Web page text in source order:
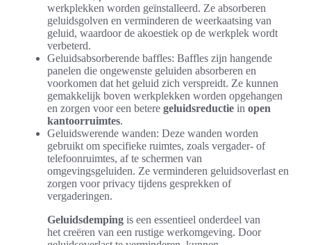
werkplekken worden geïnstalleerd. Ze absorberen
geluidsgolven en verminderen de weerkaatsing van
geluid, waardoor de akoestiek op de werkplek wordt
verbeterd.
Geluidsabsorberende baffles: Baffles zijn hangende
panelen die ongewenste geluiden absorberen en
voorkomen dat het geluid zich verspreidt. Ze kunnen
gemakkelijk boven werkplekken worden opgehangen
en zorgen voor een betere geluidsreductie in open
kantoorruimtes.
Geluidswerende wanden: Deze wanden worden
gebruikt om specifieke ruimtes, zoals vergader- of
telefoonruimtes, af te schermen van
omgevingsgeluiden. Ze verminderen geluidsoverlast en
zorgen voor privacy tijdens gesprekken of
vergaderingen.
Geluidsdemping is een essentieel onderdeel van
het creëren van een rustige werkomgeving. Door